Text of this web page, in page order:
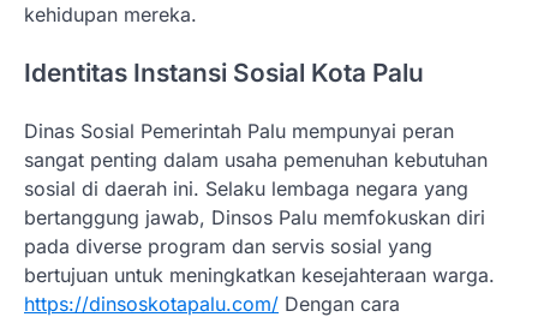
kehidupan mereka.
Identitas Instansi Sosial Kota Palu
Dinas Sosial Pemerintah Palu mempunyai peran
sangat penting dalam usaha pemenuhan kebutuhan
sosial di daerah ini. Selaku lembaga negara yang
bertanggung jawab, Dinsos Palu memfokuskan diri
pada diverse program dan servis sosial yang
bertujuan untuk meningkatkan kesejahteraan warga.
https://dinsoskotapalu.com/ Dengan cara